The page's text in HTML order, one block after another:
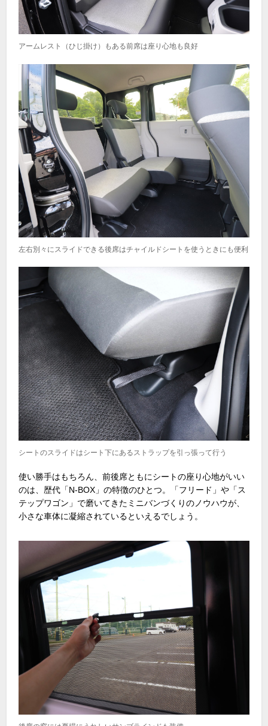
アームレスト（ひじ掛け）もある前席は座り心地も良好
左右別々にスライドできる後席はチャイルドシートを使うときにも便利
シートのスライドはシート下にあるストラップを引っ張って行う
使い勝手はもちろん、前後席ともにシートの座り心地がいい
のは、歴代「N-BOX 」の特徴のひとつ。「フリード」や「ス
テップワゴン」で磨いてきたミニバンづくりのノウハウが、
小さな車体に凝縮されているといえるでしょう。